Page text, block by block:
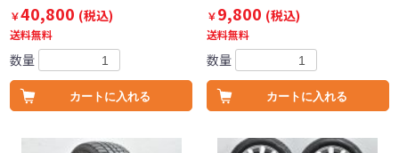
￥40,800 (税込)
送料無料
数量
カートに入れる
￥9,800 (税込)
送料無料
数量
カートに入れる